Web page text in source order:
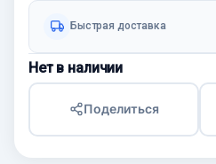
Быстрая доставка
Нет в наличии
Поделиться